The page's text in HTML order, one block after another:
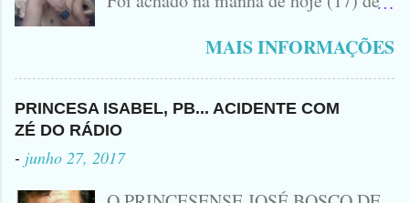
no Sertão da Paraíba, o Lendário
atingido com disparo de calibre 12. O
Procurado pela Justiça havia matado
a Namorada dele, Fabrícia Nogueira ,
Peixeira. Ele deu mais de 10 Facadas
MAIS INFORMAÇÕES
PRINCESA ISABEL, PB... ACIDENTE COM
ZÉ DO RÁDIO
- junho 27, 2017